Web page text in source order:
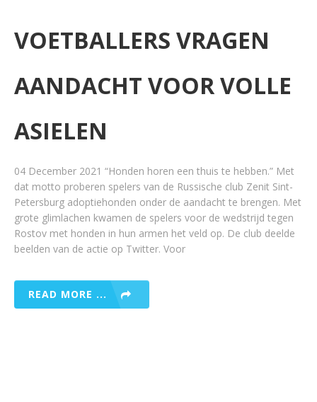
VOETBALLERS VRAGEN
AANDACHT VOOR VOLLE
ASIELEN
04 December 2021 “Honden horen een thuis te hebben.” Met
dat motto proberen spelers van de Russische club Zenit Sint-
Petersburg adoptiehonden onder de aandacht te brengen. Met
grote glimlachen kwamen de spelers voor de wedstrijd tegen
Rostov met honden in hun armen het veld op. De club deelde
beelden van de actie op Twitter. Voor
READ MORE ...